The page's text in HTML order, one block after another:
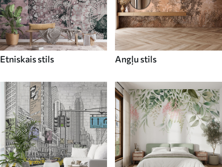
Etniskais stils Angļu stils